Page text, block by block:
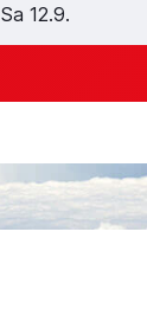
Sa 12.9.